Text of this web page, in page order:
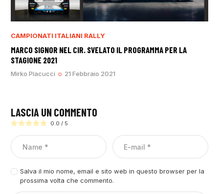
CAMPIONATI ITALIANI RALLY
MARCO SIGNOR NEL CIR. SVELATO IL PROGRAMMA PER LA
STAGIONE 2021
Mirko Placucci 21 Febbraio 2021
LASCIA UN COMMENTO
0.0 / 5
Salva il mio nome, email e sito web in questo browser per la
prossima volta che commento.